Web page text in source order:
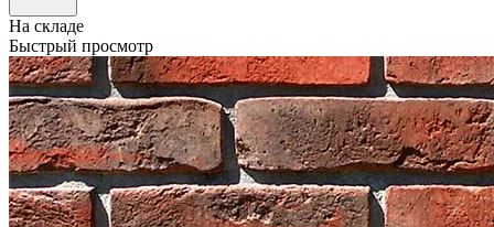
На складе
Быстрый просмотр